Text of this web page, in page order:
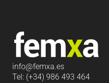
info@femxa.es
Tel: (+34) 986 493 464